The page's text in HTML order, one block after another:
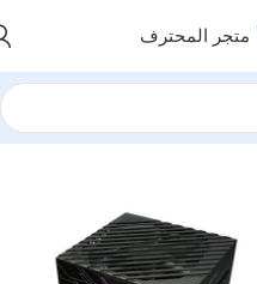
متجر المحترف